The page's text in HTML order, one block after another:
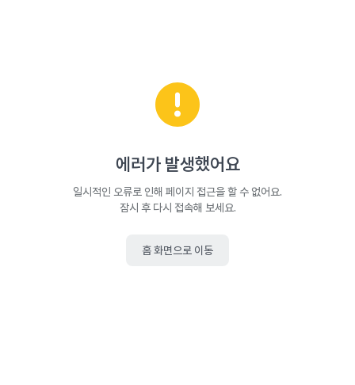
에러가 발생했어요
일시적인 오류로 인해 페이지 접근을 할 수 없어요.
잠시 후 다시 접속해 보세요.
홈 화면으로 이동